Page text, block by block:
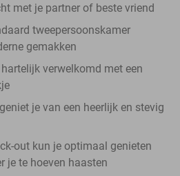
met je partner of beste vriend
tweepersoonskamer
gemakken
verwelkomd met een
je van een heerlijk en stevig
out kun je optimaal genieten
je te hoeven haasten